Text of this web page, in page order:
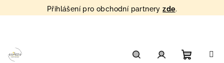
Přihlášení pro obchodní partneryzde.